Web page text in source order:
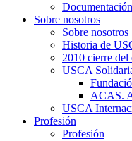
Documentación
Sobre nosotros
Sobre nosotros
Historia de
2010 cierre del
USCA
ACAS.
USCA
Profesión
Profesión